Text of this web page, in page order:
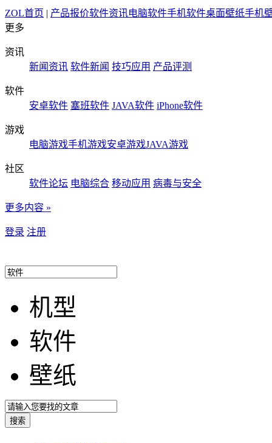
ZOL首页 | 产品报价软件资讯电脑软件手机软件桌面壁纸手机
更多
资讯
新闻资讯 软件新闻 技巧应用 产品评测
软件
安卓软件 塞班软件 JAVA软件 iPhone软件
游戏
电脑游戏手机游戏安卓游戏JAVA游戏
社区
软件论坛 电脑综合 移动应用 病毒与安全
更多内容 »
登录 注册
机型
软件
壁纸